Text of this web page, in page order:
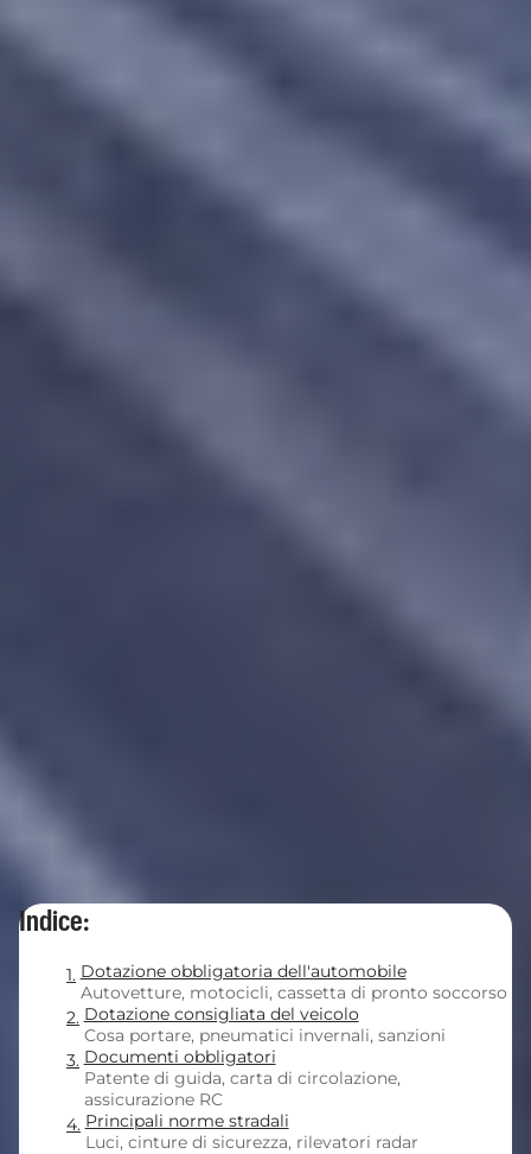
Indice:
Dotazione obbligatoria dell'automobile
Autovetture, motocicli, cassetta di pronto soccorso
Dotazione consigliata del veicolo
Cosa portare, pneumatici invernali, sanzioni
Documenti obbligatori
Patente di guida, carta di circolazione,
assicurazione RC
Principali norme stradali
Luci, cinture di sicurezza, rilevatori radar